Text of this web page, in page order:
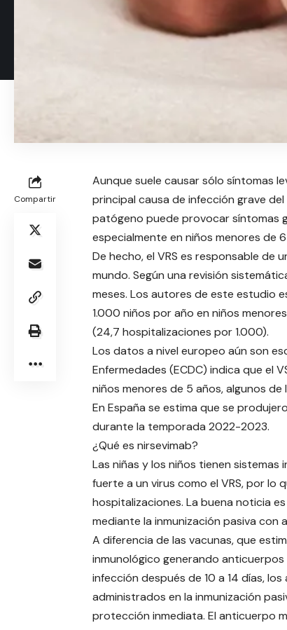
Compartir
Aunque suele causar sólo síntomas
principal causa de infección grave
patógeno puede provocar síntomas
especialmente en niños menores de
De hecho, el VRS es responsable
mundo. Según una revisión
meses. Los autores de este estudio
1.000 niños por año en niños
(24,7 hospitalizaciones por 1.000).
Los datos a nivel europeo aún son
Enfermedades (ECDC) indica que el
niños menores de 5 años, algunos
En España se estima que se
durante la temporada 2022-2023.
¿Qué es nirsevimab?
Las niñas y los niños tienen
fuerte a un virus como el VRS, por lo
hospitalizaciones. La buena noticia
mediante la inmunización pasiva con
A diferencia de las vacunas, que
inmunológico generando
infección después de 10 a 14 días,
administrados en la inmunización
protección inmediata. El anticuerpo